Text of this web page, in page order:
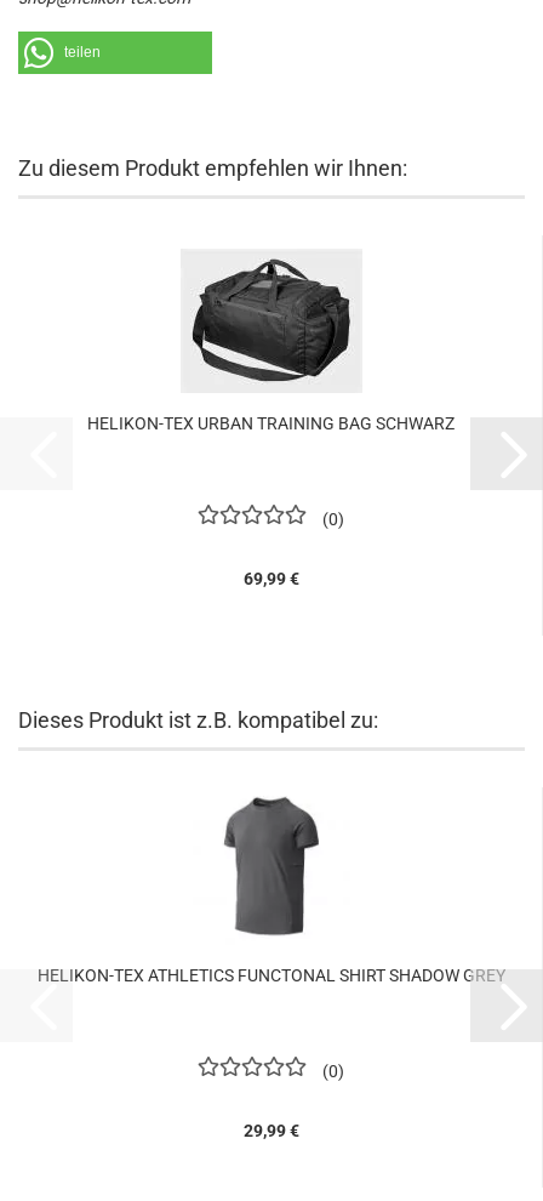
teilen
Zu diesem Produkt empfehlen wir Ihnen:
HELIKON-TEX URBAN TRAINING BAG SCHWARZ
0
69,99 €
Dieses Produkt ist z.B. kompatibel zu:
HELIKON-TEX ATHLETICS FUNCTONAL SHIRT SHADOW GREY
0
29,99 €